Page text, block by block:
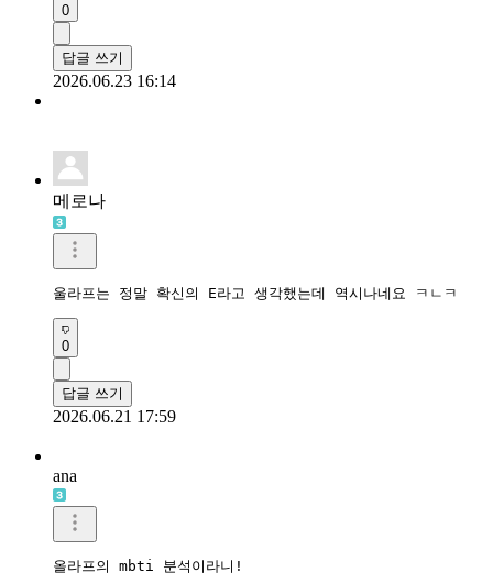
0
답글 쓰기
2026.06.23 16:14
메로나
울라프는 정말 확신의 E라고 생각했는데 역시나네요 ㅋㄴㅋ
0
답글 쓰기
2026.06.21 17:59
ana
올라프의 mbti 분석이라니!